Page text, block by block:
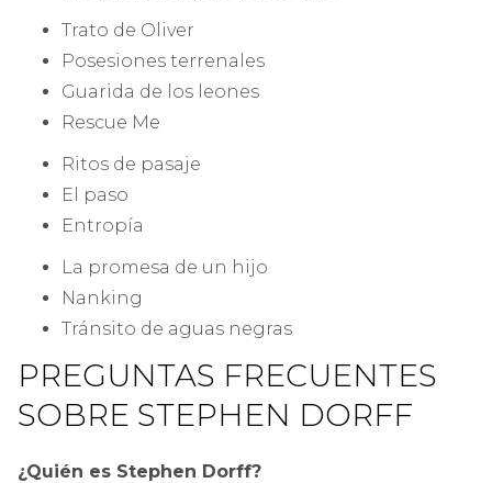
Trato de Oliver
Posesiones terrenales
Guarida de los leones
Rescue Me
Ritos de pasaje
El paso
Entropía
La promesa de un hijo
Nanking
Tránsito de aguas negras
PREGUNTAS FRECUENTES
SOBRE STEPHEN DORFF
¿Quién es Stephen Dorff?